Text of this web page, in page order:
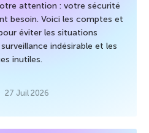
attention : votre sécurité
besoin. Voici les comptes et
éviter les situations
indésirable et les
inutiles.
27 Juil 2026